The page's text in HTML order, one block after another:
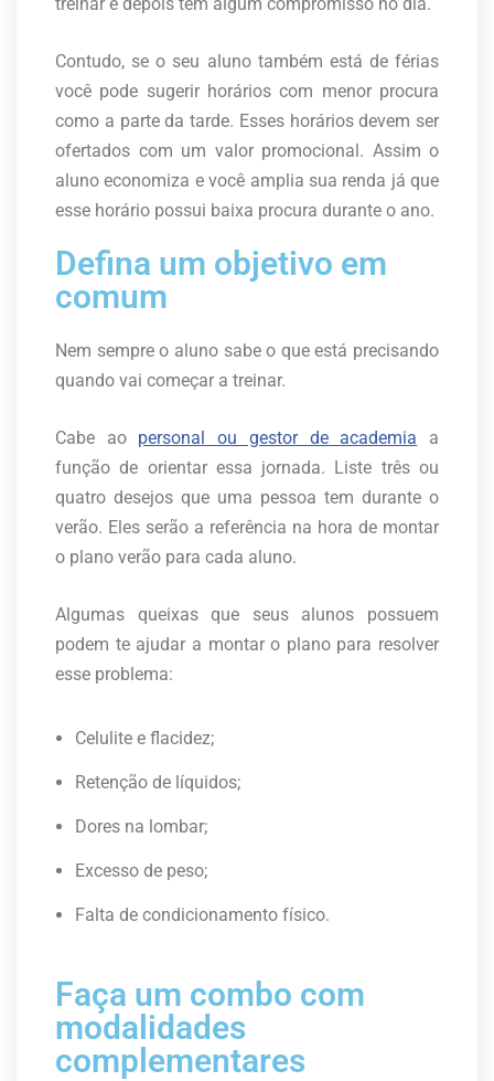
Contudo, se o seu aluno também está de férias
você pode sugerir horários com menor procura
como a parte da tarde. Esses horários devem ser
ofertados com um valor promocional. Assim o
aluno economiza e você amplia sua renda já que
esse horário possui baixa procura durante o ano.
Defina um objetivo em
comum
Nem sempre o aluno sabe o que está precisando
quando vai começar a treinar.
Cabe ao personal ou gestor de academia a
função de orientar essa jornada. Liste três ou
quatro desejos que uma pessoa tem durante o
verão. Eles serão a referência na hora de montar
o plano verão para cada aluno.
Algumas queixas que seus alunos possuem
podem te ajudar a montar o plano para resolver
esse problema:
Celulite e flacidez;
Retenção de líquidos;
Dores na lombar;
Excesso de peso;
Falta de condicionamento físico.
Faça um combo com
modalidades
complementares